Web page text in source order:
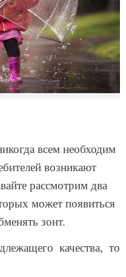
всем необходим
возникают
рассмотрим два
может появиться
зонт.
качества, то